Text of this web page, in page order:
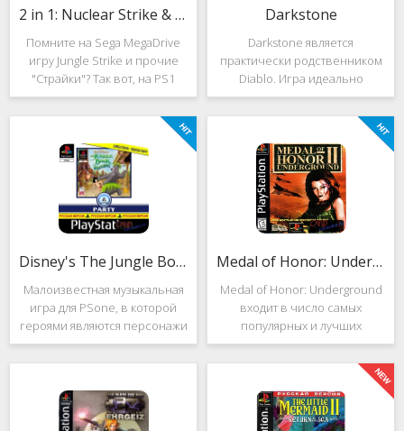
2 in 1: Nuclear Strike & Soviet Strike
Помните на Sega MegaDrive
игру Jungle Strike и прочие
"Страйки"? Так вот, на PS1
данная серия продолжила
своё существование. Вышло
ещё 2 "Страйка", где мы всё
так же управляем вертолётом
и уничтожаем
Darkstone
Darkstone является
практически родственником
Diablo. Игра идеально
подойдёт для тех, кто ищет
альтернативу последнему.
Несмотря на то, что эти 2
игры создавались разными
людьми, Darkstone имеет
общие
Disney's The Jungle Book: Groove Party
Малоизвестная музыкальная
игра для PSone, в которой
героями являются персонажи
"Книги джунглей". Это не
платформер и не Action.
оригинален. Перед стартом
вы будете выбирать песню.
Medal of Honor: Underground
Medal of Honor: Underground
входит в число самых
популярных и лучших
шутеров от первого лица для
Sony Playstation. Эта игра
посвящена Второй мировой
войне. Вы будете играть за
девушку Менон. Являясь